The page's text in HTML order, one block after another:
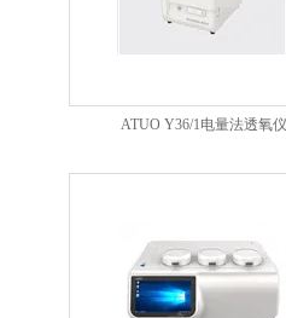
ATUO Y36/1电量法透氧仪